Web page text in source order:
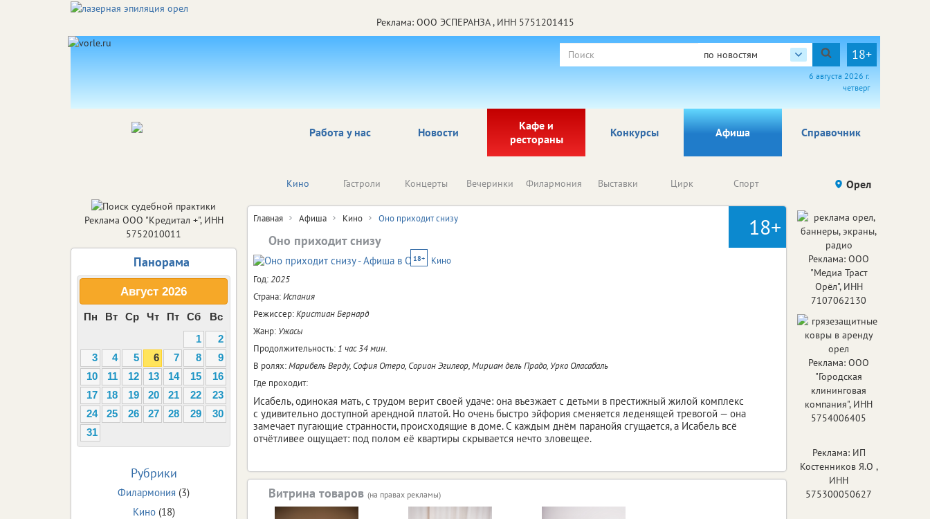
Реклама: ООО ЭСПЕРАНЗА , ИНН 5751201415
по новостям 18+
6 августа 2026 г.
четверг
Работа у нас Новости
Кафе и
рестораны
Афиша Справочник
Конкурсы
Кино Гастроли Концерты Вечеринки Филармония Выставки Цирк Спорт конкурсов
Орел
18+
Главная Афиша Кино Оно приходит снизу
Оно приходит снизу
18+
Кино
Год:2025
Страна:Испания
Режиссер:Кристиан Бернард
Жанр: Ужасы
Продолжительность: 1 час 34 мин.
В ролях:Марибель Верду, София Отеро, Сорион Эгилеор, Мириам дель Прадо, Урко Оласабаль
Где проходит:
Исабель, одинокая мать, с трудом верит своей удаче: она въезжает с детьми в престижный жилой комплекс
с удивительно доступной арендной платой. Но очень быстро эйфория сменяется леденящей тревогой — она
замечает пугающие странности, происходящие в доме. С каждым днём паранойя сгущается, а Исабель всё
отчётливее ощущает: под полом её квартиры скрывается нечто зловещее.
Витрина товаров (на правах рекламы)
Реклама ООО "Кредитал +", ИНН
5752010011
Панорама
Август 2026
Пн Вт Ср Чт Пт Сб
Вс
1
2
3
4 5 6 7 8
9
10
11 12 13 14 15
16
17
18 19 20 21 22
23
24
25 26 27 28 29
30
31
Рубрики
Филармония (3)
Кино(18)
Реклама: ООО
"Медиа Траст
Орёл", ИНН
7107062130
Реклама: ООО
"Городская
клининговая
компания", ИНН
5754006405
Реклама: ИП
Костенников Я.О ,
ИНН
575300050627